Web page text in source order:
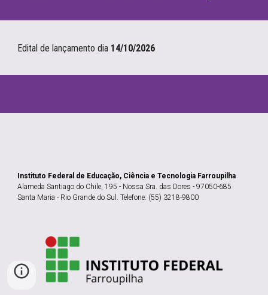
Edital de lançamentodia 14/10/2026
Instituto Federal de Educação, Ciência e Tecnologia Farroupilha
Alameda Santiago do Chile, 195 - Nossa Sra. das Dores - 97050-685
Santa Maria - Rio Grande do Sul. Telefone: (55) 3218-9800